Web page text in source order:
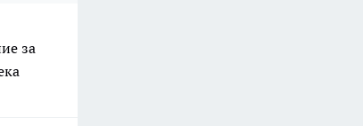
за